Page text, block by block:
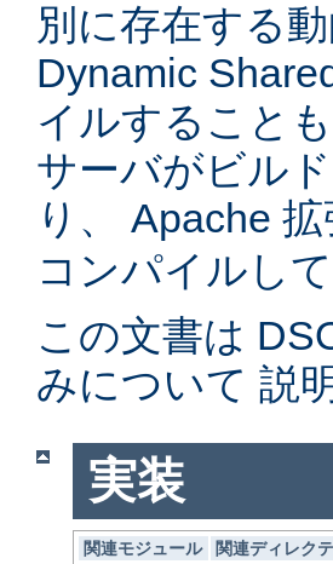
別に存在する
Dynamic
イルすること
サーバがビル
り、 Apache
コンパイルし
この文書は
みについて 説
実装
関連モジュール
関連ディレク